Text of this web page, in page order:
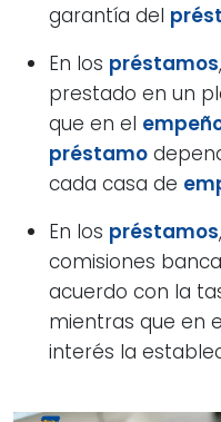
garantía del
En los préstamos
prestado en un
que en el
préstamo
cada casa de
En los préstamos
comisiones
acuerdo con la
mientras que en
interés la